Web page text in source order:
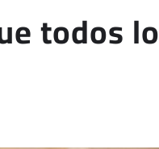
todos lo